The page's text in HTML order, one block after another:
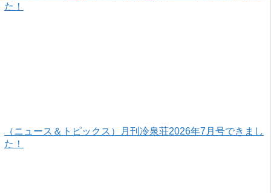
た！
（ニュース＆トピックス）月刊冷泉荘2026年7月号できまし
た！